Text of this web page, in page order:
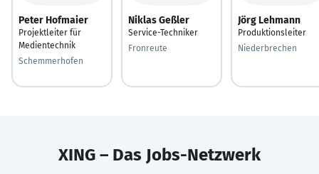
Peter Hofmaier
Projektleiter für
Medientechnik
Schemmerhofen
Niklas Geßler
Service-Techniker
Fronreute
Jörg Lehmann
Produktionsleiter
Niederbrechen
XING – Das Jobs-Netzwerk